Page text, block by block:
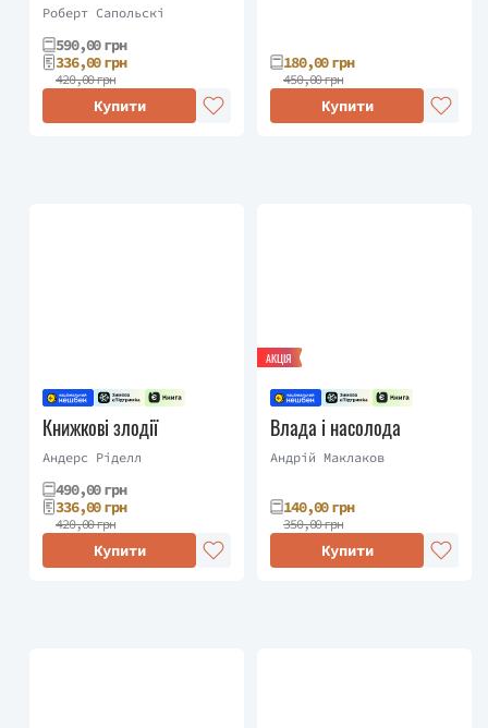
Роберт Сапольскі
590,00 грн
336,00 грн
420,00 грн
Купити
180,00 грн
450,00 грн
Купити
Книжкові злодії
Андерс Ріделл
490,00 грн
336,00 грн
420,00 грн
Купити
АКЦІЯ
Влада і насолода
Андрій Маклаков
140,00 грн
350,00 грн
Купити